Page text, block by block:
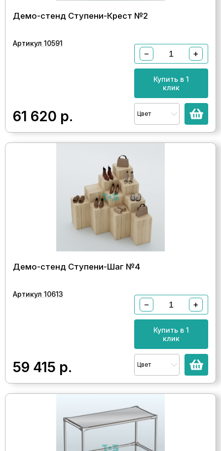
Демо-стенд Ступени-Крест №2
Артикул 10591
61 620 р.
− +
Купить в 1
клик
Цвет
Демо-стенд Ступени-Шаг №4
Артикул 10613
59 415 р.
− +
Купить в 1
клик
Цвет